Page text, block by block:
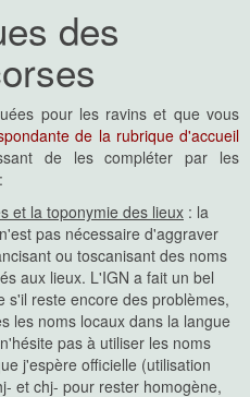
des
pour les ravins et que vous
de la rubrique d'accueil
de les compléter par les
et la toponymie des lieux : la
pas nécessaire d'aggraver
ou toscanisant des noms
aux lieux. L'IGN a fait un bel
s'il reste encore des problèmes,
les noms locaux dans la langue
pas à utiliser les noms
j'espère officielle (utilisation
et chj- pour rester homogène,